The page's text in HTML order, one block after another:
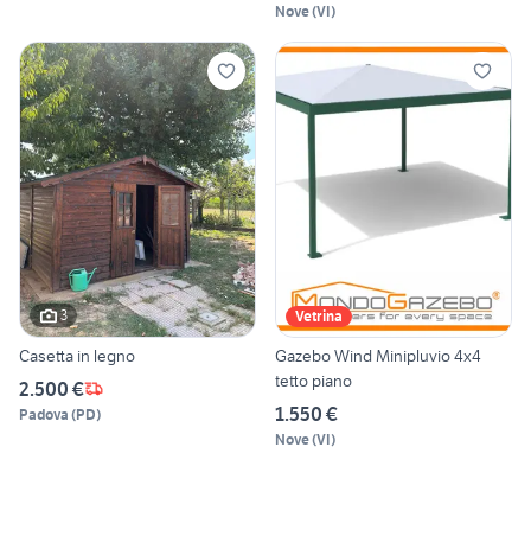
Nove(VI)
3
Casetta in legno
2.500 €
Padova (PD)
Vetrina
Gazebo Wind Minipluvio 4x4
tetto piano
1.550 €
Nove(VI)